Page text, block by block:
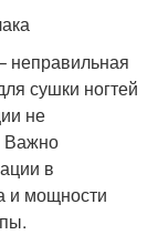
неправильная
сушки ногтей
не
Важно
в
и мощности